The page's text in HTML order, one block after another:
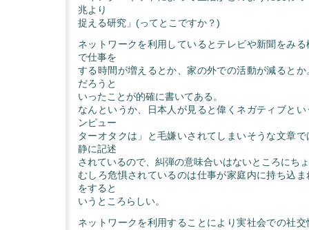
兆より
捉える研究」(ってとこですか？)
ネットワークを利用しているとテレビや新聞をみ
で仕事を
する時間が増えるとか、家の外での活動が減ると
だろうと
いったことが的確に書いてある。
なんというか、日本人が見ると偉くネガティブと
ンピュー
ターオタクは」と毛嫌いされてしまいそうな文章
静に記述
されているので、糾弾の意味合いはないところにち
むしろ危惧されているのは仕事が家庭内に持ち込
をすると
いうところらしい。
ネットワークを利用することにより実社会での社